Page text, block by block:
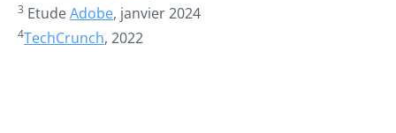
3 EtudeAdobe, janvier 2024
4TechCrunch, 2022